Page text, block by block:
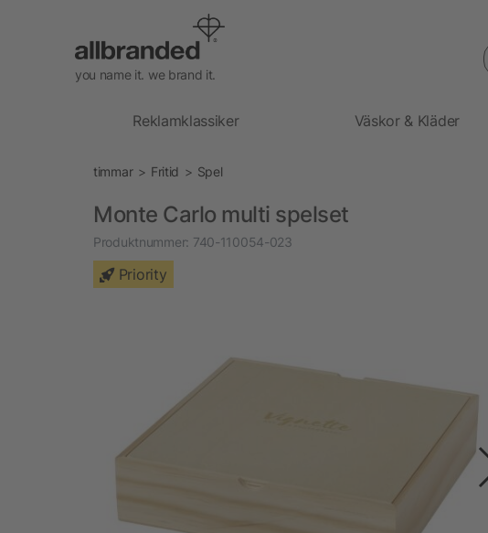
you name it. we brand it.
Reklamklassiker Väskor & Kläder
timmar Fritid Spel
Monte Carlo multi spelset
Produktnummer: 740-110054-023
Priority